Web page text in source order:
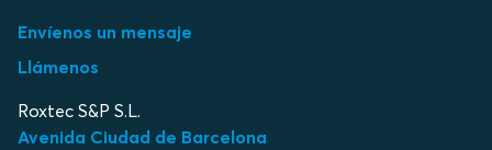
Envíenos un mensaje
Llámenos
Roxtec S&P S.L.
Avenida Ciudad de Barcelona